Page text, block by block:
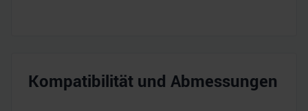
Kompatibilität und Abmessungen